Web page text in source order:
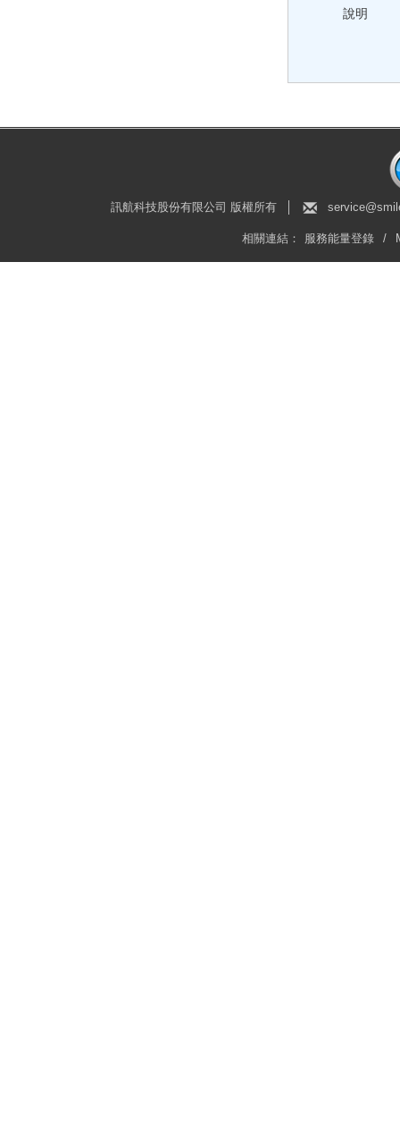
說明
訊航科技股份有限公司 版權所有
/
服務能量登錄
相關連結：